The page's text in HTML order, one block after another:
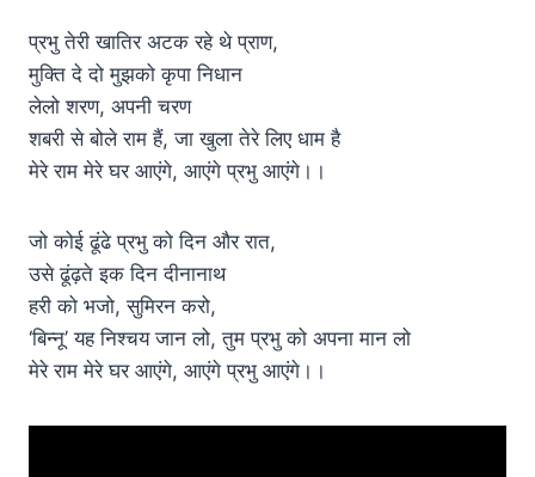
प्रभु तेरी खातिर अटक रहे थे प्राण,
मुक्ति दे दो मुझको कृपा निधान
लेलो शरण, अपनी चरण
शबरी से बोले राम हैं, जा खुला तेरे लिए धाम है
मेरे राम मेरे घर आएंगे, आएंगे प्रभु आएंगे।।
जो कोई ढूंढे प्रभु को दिन और रात,
उसे ढूंढ़ते इक दिन दीनानाथ
हरी को भजो, सुमिरन करो,
‘बिन्नू’ यह निश्चय जान लो, तुम प्रभु को अपना मान लो
मेरे राम मेरे घर आएंगे, आएंगे प्रभु आएंगे।।